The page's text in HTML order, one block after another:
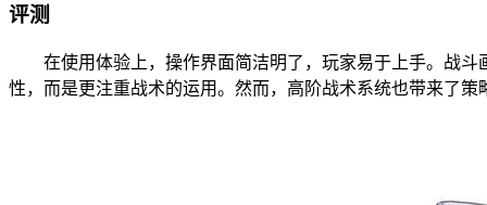
评测
在使用体验上，操作界面简洁明了，玩家易于上手。战斗
性，而是更注重战术的运用。然而，高阶战术系统也带来了